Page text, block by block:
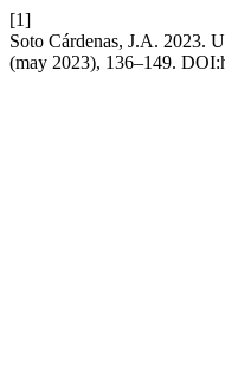
[1]
Soto Cárdenas, J.A. 2023.
(may 2023), 136–149.